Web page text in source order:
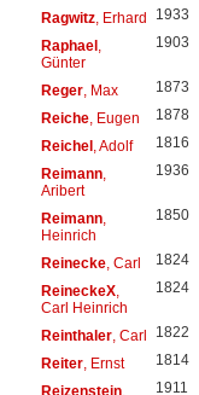
Ragwitz, Erhard 1933
Raphael ,
Günter
1903
Reger, Max 1873
Reiche, Eugen 1878
Reichel , Adolf 1816
Reimann,
Aribert
1936
Reimann,
Heinrich
1850
Reinecke, Carl 1824
ReineckeX,
Carl Heinrich
1824
Reinthaler, Carl 1822
Reiter, Ernst 1814
Reizenstein,
1911